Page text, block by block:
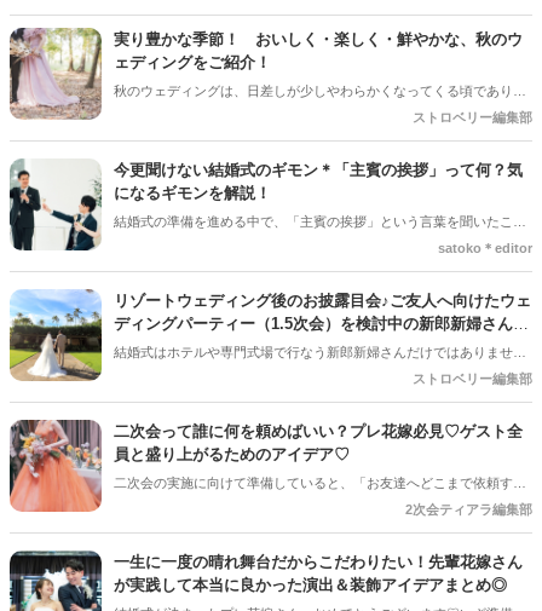
実り豊かな季節！ おいしく・楽しく・鮮やかな、秋のウ
ェディングをご紹介！
秋のウェディングは、日差しが少しやわらかくなってくる頃であり、
色々なことへの行動的がみなぎってくる季節。同時に、おいしいもの
クして準備を進めましょう♪
ストロベリー編集部
今更聞けない結婚式のギモン＊「主賓の挨拶」って何？気
になるギモンを解説！
結婚式の準備を進める中で、「主賓の挨拶」という言葉を聞いたこと
がある人は多いのではないでしょうか＊ですが、具体的に何をするの
ん。特に初めて結婚式を挙げる新郎新婦さんにとっては、「どんな基
準で選べばいいの？」「頼まれた側はどんなことを話すの？」とギモ
ンが尽きない部分でもあるかと思います＊そこで今回の記事では、
「主賓の挨拶」についての基本的な知識やお願いする相手の選び方、
satoko＊editor
リゾートウェディング後のお披露目会♪ご友人へ向けたウェ
ディングパーティー（1.5次会）を検討中の新郎新婦さんへ
♡
結婚式はホテルや専門式場で行なう新郎新婦さんだけではありませ
ん。ご親族のみでアットホームに会食を行なったり、ハネムーンを兼
多様化しています＊ 特にロマンチックなロケーションで挙げられる、
リゾートウェディングは国内外問わずプレ花嫁さんの憧れの的♡♡挙
式スタイルはさまざまですが、リゾートウェディングを行なった新郎
新婦さんの多くが「ご友人に向けたウェディングパーティーを開きた
のお披露目会（1.5次会）を大成功させるためのポイントをご紹介しま
す！
ストロベリー編集部
二次会って誰に何を頼めばいい？プレ花嫁必見♡ゲスト全
員と盛り上がるためのアイデア♡
二次会の実施に向けて準備していると、「お友達へどこまで依頼する
のか」と悩まれている花嫁さんを多く見かけます◎ 「二次会の幹事を
している…！」など考えていると、誰に何を依頼すればいいのだろ
う・・・！ と結婚式準備にあわせてまたまた悩みが増えてしまうもの
です＊
2次会ティアラ編集部
一生に一度の晴れ舞台だからこだわりたい！先輩花嫁さん
が実践して本当に良かった演出＆装飾アイデアまとめ◎